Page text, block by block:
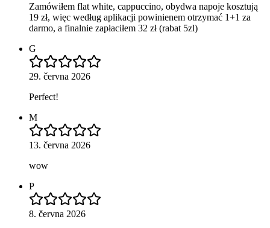
Zamówiłem flat white, cappuccino, obydwa napoje kosztują
19 zł, więc według aplikacji powinienem otrzymać 1+1 za
darmo, a finalnie zapłaciłem 32 zł (rabat 5zl)
G
29. června 2026
Perfect!
M
13. června 2026
wow
P
8. června 2026